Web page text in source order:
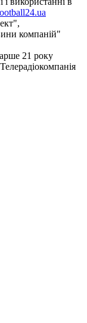
компаній"
21 року